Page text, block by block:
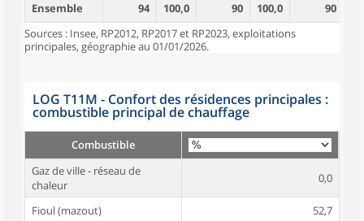
Ensemble 94 100,0 90 100,0 90
Sources : Insee, RP2012, RP2017 et RP2023, exploitations
principales, géographie au 01/01/2026.
LOG T11M - Confort des résidences principales :
combustible principal de chauffage
Combustible
Gaz de ville - réseau de
chaleur
0,0
Fioul (mazout)
52,7